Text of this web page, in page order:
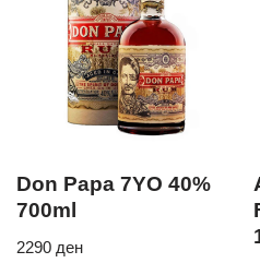
Don Papa 7YO 40%
700ml
2290 ден